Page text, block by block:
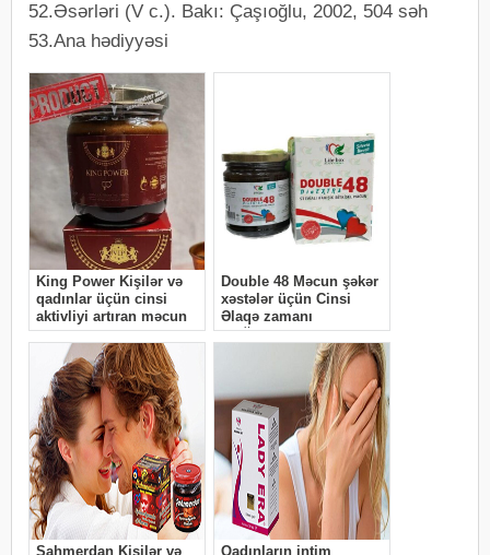
52.Əsərləri (V c.). Bakı: Çaşıoğlu, 2002, 504 səh
53.Ana hədiyyəsi